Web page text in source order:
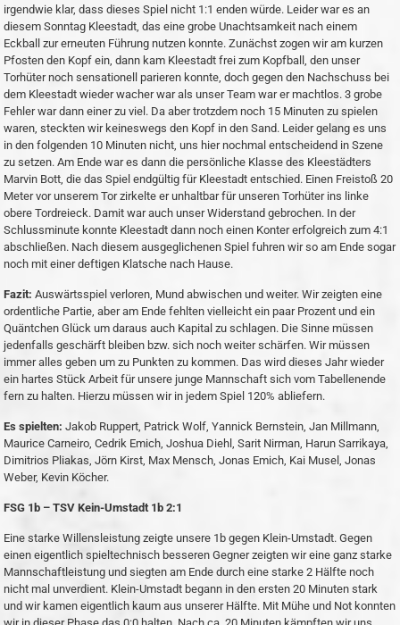
irgendwie klar, dass dieses Spiel nicht 1:1 enden würde. Leider war es an
diesem Sonntag Kleestadt, das eine grobe Unachtsamkeit nach einem
Eckball zur erneuten Führung nutzen konnte. Zunächst zogen wir am kurzen
Pfosten den Kopf ein, dann kam Kleestadt frei zum Kopfball, den unser
Torhüter noch sensationell parieren konnte, doch gegen den Nachschuss bei
dem Kleestadt wieder wacher war als unser Team war er machtlos. 3 grobe
Fehler war dann einer zu viel. Da aber trotzdem noch 15 Minuten zu spielen
waren, steckten wir keineswegs den Kopf in den Sand. Leider gelang es uns
in den folgenden 10 Minuten nicht, uns hier nochmal entscheidend in Szene
zu setzen. Am Ende war es dann die persönliche Klasse des Kleestädters
Marvin Bott, die das Spiel endgültig für Kleestadt entschied. Einen Freistoß 20
Meter vor unserem Tor zirkelte er unhaltbar für unseren Torhüter ins linke
obere Tordreieck. Damit war auch unser Widerstand gebrochen. In der
Schlussminute konnte Kleestadt dann noch einen Konter erfolgreich zum 4:1
abschließen. Nach diesem ausgeglichenen Spiel fuhren wir so am Ende sogar
noch mit einer deftigen Klatsche nach Hause.
Fazit:Auswärtsspiel verloren, Mund abwischen und weiter. Wir zeigten eine
ordentliche Partie, aber am Ende fehlten vielleicht ein paar Prozent und ein
Quäntchen Glück um daraus auch Kapital zu schlagen. Die Sinne müssen
jedenfalls geschärft bleiben bzw. sich noch weiter schärfen. Wir müssen
immer alles geben um zu Punkten zu kommen. Das wird dieses Jahr wieder
ein hartes Stück Arbeit für unsere junge Mannschaft sich vom Tabellenende
fern zu halten. Hierzu müssen wir in jedem Spiel 120% abliefern.
Es spielten: Jakob Ruppert, Patrick Wolf, Yannick Bernstein, Jan Millmann,
Maurice Carneiro, Cedrik Emich, Joshua Diehl, Sarit Nirman, Harun Sarrikaya,
Dimitrios Pliakas, Jörn Kirst, Max Mensch, Jonas Emich, Kai Musel, Jonas
Weber, Kevin Köcher.
FSG 1b – TSV Kein-Umstadt 1b 2:1
Eine starke Willensleistung zeigte unsere 1b gegen Klein-Umstadt. Gegen
einen eigentlich spieltechnisch besseren Gegner zeigten wir eine ganz starke
Mannschaftleistung und siegten am Ende durch eine starke 2 Hälfte noch
nicht mal unverdient. Klein-Umstadt begann in den ersten 20 Minuten stark
und wir kamen eigentlich kaum aus unserer Hälfte. Mit Mühe und Not konnten